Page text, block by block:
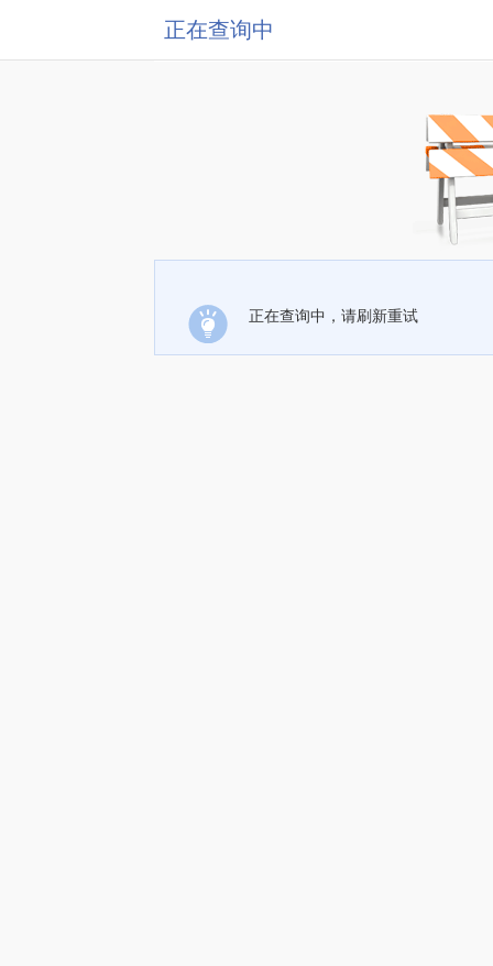
正在查询中
正在查询中，请刷新重试